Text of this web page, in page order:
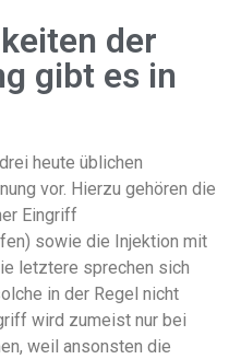
der
gibt es in
heute üblichen
vor. Hierzu gehören die
Eingriff
sowie die Injektion mit
letztere sprechen sich
in der Regel nicht
wird zumeist nur bei
weil ansonsten die